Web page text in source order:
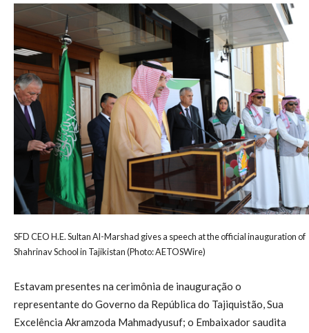
SFD CEO H.E. Sultan Al-Marshad gives a speech at the official inauguration of
Shahrinav School in Tajikistan (Photo: AETOSWire)
Estavam presentes na cerimônia de inauguração o
representante do Governo da República do Tajiquistão, Sua
Excelência Akramzoda Mahmadyusuf; o Embaixador saudita